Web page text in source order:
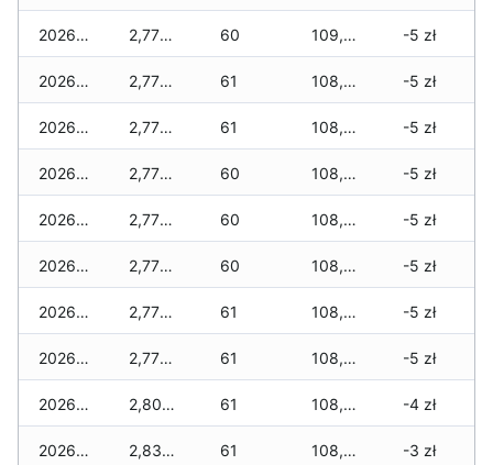
2026-03-03 2,775 zł 60 109,760 zł -5 zł
2026-03-02 2,775 zł 61 108,995 zł -5 zł
2026-03-01 2,775 zł 61 108,815 zł -5 zł
2026-02-27 2,775 zł 60 108,595 zł -5 zł
2026-02-26 2,775 zł 60 108,565 zł -5 zł
2026-02-25 2,775 zł 60 108,535 zł -5 zł
2026-02-24 2,775 zł 61 108,535 zł -5 zł
2026-02-23 2,775 zł 61 108,535 zł -5 zł
2026-02-22 2,805 zł 61 108,535 zł -4 zł
2026-02-21 2,835 zł 61 108,520 zł -3 zł